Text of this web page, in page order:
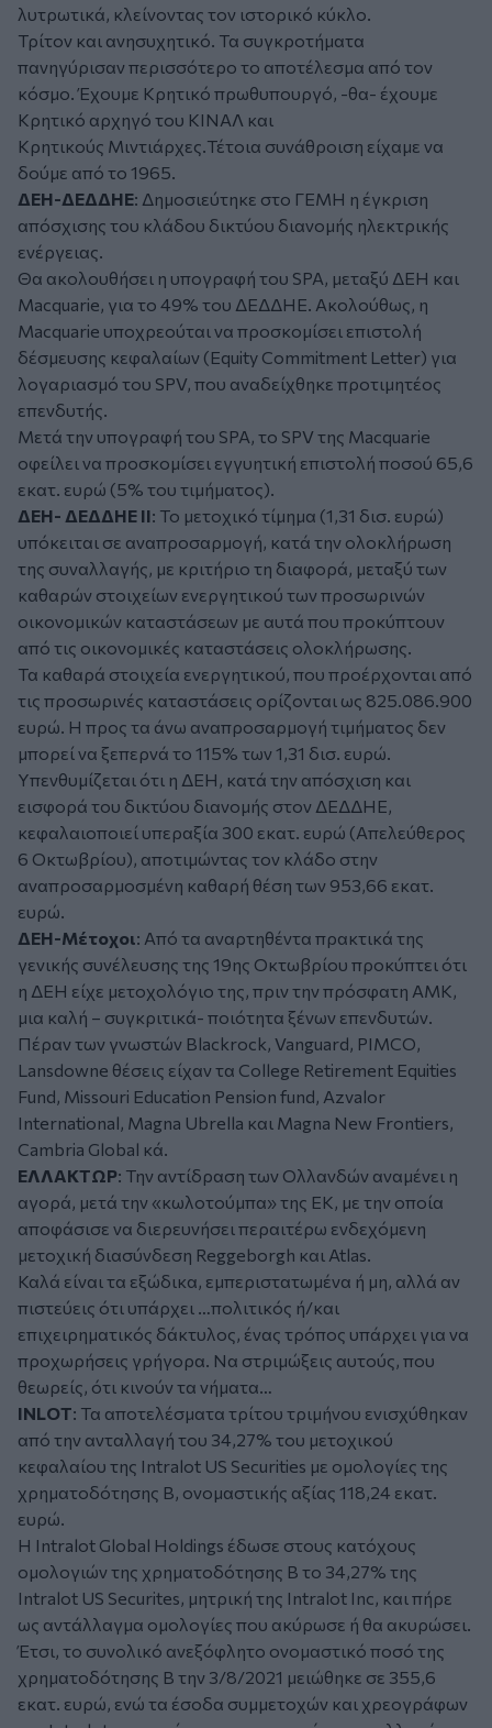
λυτρωτικά, κλείνοντας τον ιστορικό κύκλο.
Τρίτον και ανησυχητικό. Τα συγκροτήματα
πανηγύρισαν περισσότερο το αποτέλεσμα από τον
κόσμο. Έχουμε Κρητικό πρωθυπουργό, -θα- έχουμε
Κρητικό αρχηγό του ΚΙΝΑΛ και
Κρητικούς Μιντιάρχες.Τέτοια συνάθροιση είχαμε να
δούμε από το 1965.
ΔΕΗ-ΔΕΔΔΗΕ: Δημοσιεύτηκε στο ΓΕΜΗ η έγκριση
απόσχισης του κλάδου δικτύου διανομής ηλεκτρικής
ενέργειας.
Θα ακολουθήσει η υπογραφή του SPA, μεταξύ ΔΕΗ και
Macquarie, για το 49% του ΔΕΔΔΗΕ. Ακολούθως, η
Macquarie υποχρεούται να προσκομίσει επιστολή
δέσμευσης κεφαλαίων (Equity Commitment Letter) για
λογαριασμό του SPV, που αναδείχθηκε προτιμητέος
επενδυτής.
Μετά την υπογραφή του SPA, το SPV της Macquarie
οφείλει να προσκομίσει εγγυητική επιστολή ποσού 65,6
εκατ. ευρώ (5% του τιμήματος).
ΔΕΗ- ΔΕΔΔΗΕ ΙΙ: Το μετοχικό τίμημα (1,31 δισ. ευρώ)
υπόκειται σε αναπροσαρμογή, κατά την ολοκλήρωση
της συναλλαγής, με κριτήριο τη διαφορά, μεταξύ των
καθαρών στοιχείων ενεργητικού των προσωρινών
οικονομικών καταστάσεων με αυτά που προκύπτουν
από τις οικονομικές καταστάσεις ολοκλήρωσης.
Τα καθαρά στοιχεία ενεργητικού, που προέρχονται από
τις προσωρινές καταστάσεις ορίζονται ως 825.086.900
ευρώ. Η προς τα άνω αναπροσαρμογή τιμήματος δεν
μπορεί να ξεπερνά το 115% των 1,31 δισ. ευρώ.
Υπενθυμίζεται ότι η ΔΕΗ, κατά την απόσχιση και
εισφορά του δικτύου διανομής στον ΔΕΔΔΗΕ,
κεφαλαιοποιεί υπεραξία 300 εκατ. ευρώ (Απελεύθερος
6 Οκτωβρίου), αποτιμώντας τον κλάδο στην
αναπροσαρμοσμένη καθαρή θέση των 953,66 εκατ.
ευρώ.
ΔΕΗ-Μέτοχοι: Από τα αναρτηθέντα πρακτικά της
γενικής συνέλευσης της 19ης Οκτωβρίου προκύπτει ότι
η ΔΕΗ είχε μετοχολόγιο της, πριν την πρόσφατη ΑΜΚ,
μια καλή – συγκριτικά- ποιότητα ξένων επενδυτών.
Πέραν των γνωστών Blackrock, Vanguard, PIMCO,
Lansdowne θέσεις είχαν τα College Retirement Equities
Fund, Missouri Education Pension fund, Azvalor
International, Magna Ubrella και Magna New Frontiers,
Cambria Global κά.
ΕΛΛΑΚΤΩΡ: Την αντίδραση των Ολλανδών αναμένει η
αγορά, μετά την «κωλοτούμπα» της ΕΚ, με την οποία
αποφάσισε να διερευνήσει περαιτέρω ενδεχόμενη
μετοχική διασύνδεση Reggeborgh και Atlas.
Καλά είναι τα εξώδικα, εμπεριστατωμένα ή μη, αλλά αν
πιστεύεις ότι υπάρχει …πολιτικός ή/και
επιχειρηματικός δάκτυλος, ένας τρόπος υπάρχει για να
προχωρήσεις γρήγορα. Να στριμώξεις αυτούς, που
θεωρείς, ότι κινούν τα νήματα…
INLOT: Τα αποτελέσματα τρίτου τριμήνου ενισχύθηκαν
από την ανταλλαγή του 34,27% του μετοχικού
κεφαλαίου της Intralot US Securities με ομολογίες της
χρηματοδότησης Β, ονομαστικής αξίας 118,24 εκατ.
ευρώ.
Η Intralot Global Holdings έδωσε στους κατόχους
ομολογιών της χρηματοδότησης Β το 34,27% της
Intralot US Securites, μητρική της Intralot Inc, και πήρε
ως αντάλλαγμα ομολογίες που ακύρωσε ή θα ακυρώσει.
Έτσι, το συνολικό ανεξόφλητο ονομαστικό ποσό της
χρηματοδότησης Β την 3/8/2021 μειώθηκε σε 355,6
εκατ. ευρώ, ενώ τα έσοδα συμμετοχών και χρεογράφων